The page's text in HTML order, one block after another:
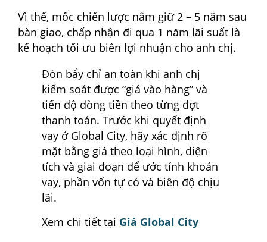
Vì thế, mốc chiến lược nắm giữ 2 – 5 năm sau
bàn giao, chấp nhận đi qua 1 năm lãi suất là
kế hoạch tối ưu biên lợi nhuận cho anh chị.
Đòn bẩy chỉ an toàn khi anh chị
kiểm soát được “giá vào hàng” và
tiến độ dòng tiền theo từng đợt
thanh toán. Trước khi quyết định
vay ở Global City, hãy xác định rõ
mặt bằng giá theo loại hình, diện
tích và giai đoạn để ước tính khoản
vay, phần vốn tự có và biên độ chịu
lãi.
Xem chi tiết tại Giá Global City